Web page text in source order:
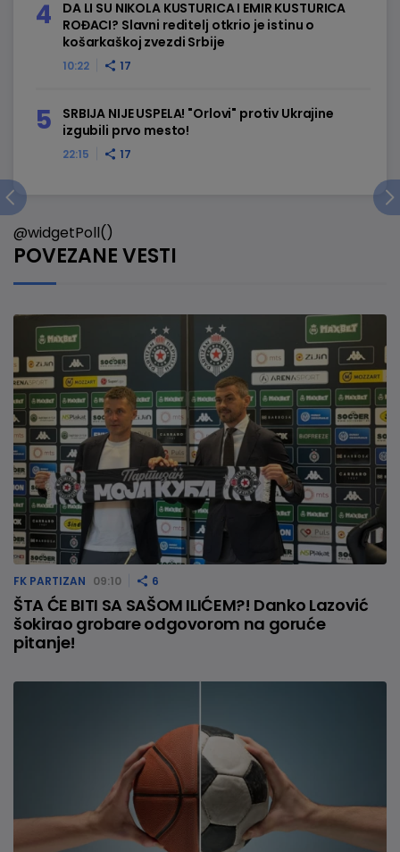
10:22 17
DA LI SU NIKOLA KUSTURICA I EMIR KUSTURICA
ROĐACI? Slavni reditelj otkrio je istinu o
košarkaškoj zvezdi Srbije
22:15 17
SRBIJA NIJE USPELA! "Orlovi" protiv Ukrajine
izgubili prvo mesto!
@widgetPoll()
POVEZANE VESTI
FK PARTIZAN 09:10 6
ŠTA ĆE BITI SA SAŠOM ILIĆEM?! Danko Lazović
šokirao grobare odgovorom na goruće
pitanje!